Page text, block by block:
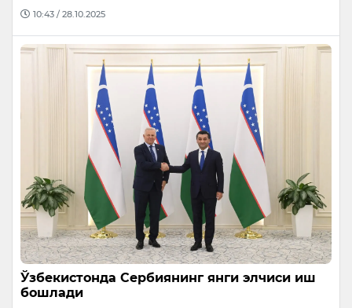
10:43 / 28.10.2025
Ўзбекистонда Сербиянинг янги элчиси иш
бошлади